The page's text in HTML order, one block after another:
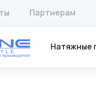
Партнерам
Натяжные